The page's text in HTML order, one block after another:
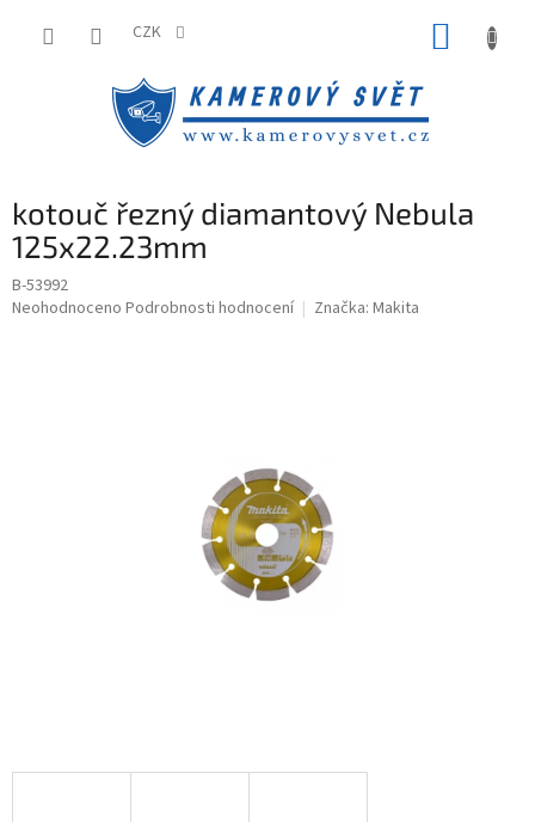
CZK
kotouč řezný diamantový Nebula
125x22.23mm
B-53992
Průměrné
Neohodnoceno Podrobnosti hodnocení Značka: Makita